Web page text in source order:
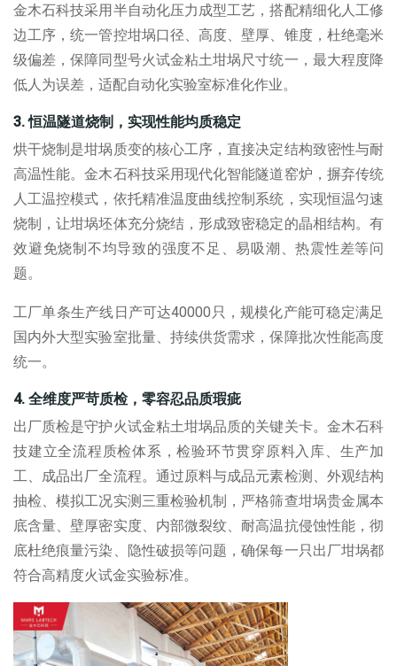
金木石科技采用半自动化压力成型工艺，搭配精细化人工修
边工序，统一管控坩埚口径、高度、壁厚、锥度，杜绝毫米
级偏差，保障同型号火试金粘土坩埚尺寸统一，最大程度降
低人为误差，适配自动化实验室标准化作业。
3.恒温隧道烧制，实现性能均质稳定
烘干烧制是坩埚质变的核心工序，直接决定结构致密性与耐
高温性能。金木石科技采用现代化智能隧道窑炉，摒弃传统
人工温控模式，依托精准温度曲线控制系统，实现恒温匀速
烧制，让坩埚坯体充分烧结，形成致密稳定的晶相结构。有
效避免烧制不均导致的强度不足、易吸潮、热震性差等问
题。
工厂单条生产线日产可达40000 只，规模化产能可稳定满足
国内外大型实验室批量、持续供货需求，保障批次性能高度
统一。
4. 全维度严苛质检，零容忍品质瑕疵
出厂质检是守护 火试金粘土坩埚品质的关键关卡。金木石科
技建立全流程质检体系，检验环节贯穿原料入库、生产加
工、成品出厂全流程。通过原料与成品元素检测、外观结构
抽检、模拟工况实测三重检验机制，严格筛查坩埚贵金属本
底含量、壁厚密实度、内部微裂纹、耐高温抗侵蚀性能，彻
底杜绝痕量污染、隐性破损等问题，确保每一只出厂坩埚都
符合高精度火试金实验标准。